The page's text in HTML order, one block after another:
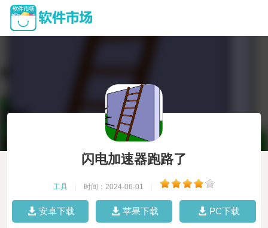
闪电加速器跑路了
工具 时间：2024-06-01
安卓下载 苹果下载 PC下载